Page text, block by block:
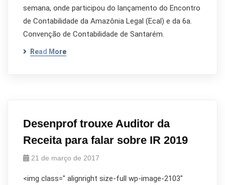
semana, onde participou do lançamento do Encontro
de Contabilidade da Amazônia Legal (Ecal) e da 6a.
Convenção de Contabilidade de Santarém.
Read More
Desenprof trouxe Auditor da
Receita para falar sobre IR 2019
21 de março de 2017
<img class=" alignright size-full wp-image-2103"